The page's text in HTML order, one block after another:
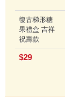
復古梯形糖
果禮盒 吉祥
祝壽款
$29